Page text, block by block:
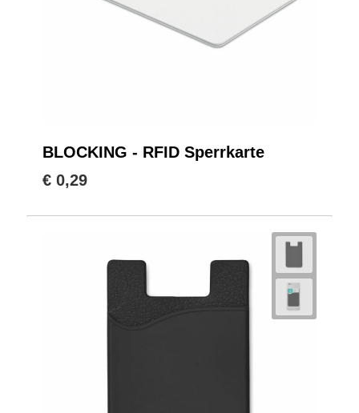
BLOCKING - RFID Sperrkarte
€ 0,29